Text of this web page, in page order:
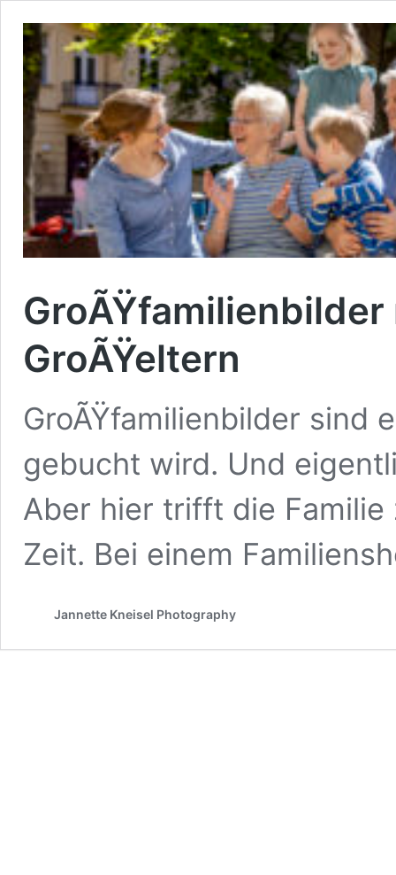
GroÃŸeltern
GroÃŸfamilienbilder sind
gebucht wird. Und
Aber hier trifft die
Zeit. Bei einem
Jannette Kneisel Photography